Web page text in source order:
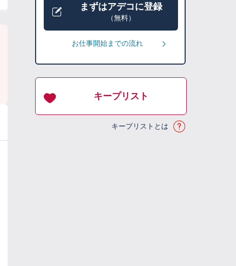
まずはアデコに登録
（無料）
お仕事開始までの流れ
キープリスト
キープリストとは